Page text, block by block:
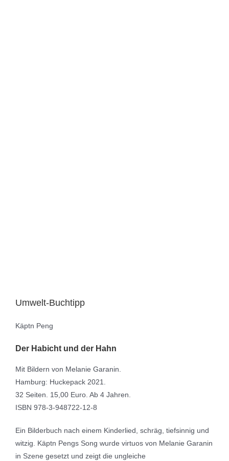
Umwelt-Buchtipp
Käptn Peng
Der Habicht und der Hahn
Mit Bildern von Melanie Garanin.
Hamburg: Huckepack 2021.
32 Seiten. 15,00 Euro. Ab 4 Jahren.
ISBN 978-3-948722-12-8
Ein Bilderbuch nach einem Kinderlied, schräg, tiefsinnig und
witzig. Käptn Pengs Song wurde virtuos von Melanie Garanin
in Szene gesetzt und zeigt die ungleiche